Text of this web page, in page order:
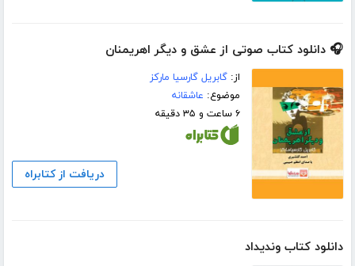
🎧 دانلود کتاب صوتی از عشق و دیگر اهریمنان
از:گابریل گارسیا مارکز
موضوع: عاشقانه
۶ ساعت و ۳۵ دقیقه
دریافت از کتابراه
دانلود کتاب وندیداد